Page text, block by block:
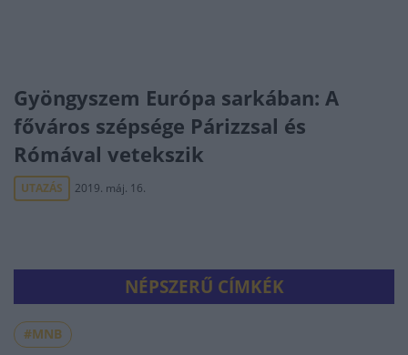
Gyöngyszem Európa sarkában: A
főváros szépsége Párizzsal és
Rómával vetekszik
UTAZÁS 2019. máj. 16.
NÉPSZERŰ CÍMKÉK
#MNB